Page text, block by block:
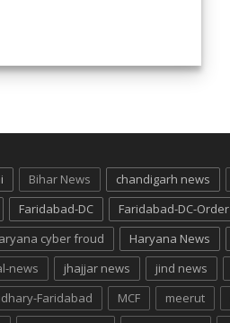
Bihar News chandigarh news
Faridabad-DC Faridabad-DC-Order
cyber froud Haryana News
news jhajjar news jind news
Faridabad MCF meerut